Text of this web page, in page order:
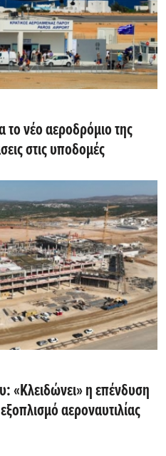
νέο αεροδρόμιο της
στις υποδομές
«Κλειδώνει» η επένδυση
αεροναυτιλίας